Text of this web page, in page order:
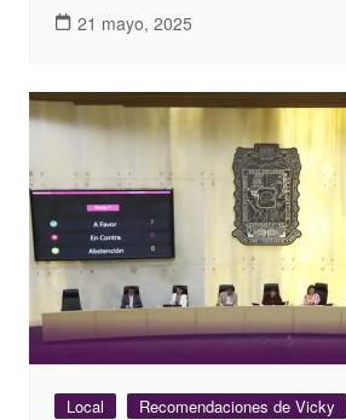
21 mayo, 2025
Local Recomendaciones de Vicky